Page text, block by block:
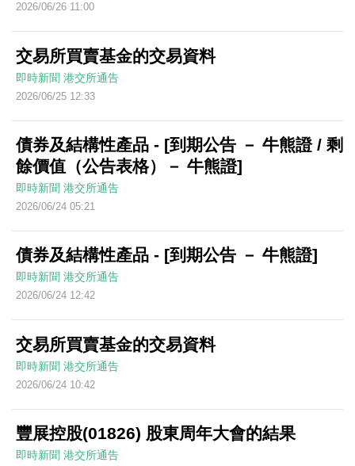
2026/06/26 11:00
交易所買賣基金的交易資料
即時新聞 港交所通告
2026/06/25 12:33
債券及結構性產品 - [到期公告 － 牛熊證 / 剩
餘價值（公告表格）－ 牛熊證]
即時新聞 港交所通告
2026/06/24 05:21
債券及結構性產品 - [到期公告 － 牛熊證]
即時新聞 港交所通告
2026/06/24 12:42
交易所買賣基金的交易資料
即時新聞 港交所通告
2026/06/24 10:42
豐展控股(01826) 股東周年大會的結果
即時新聞 港交所通告